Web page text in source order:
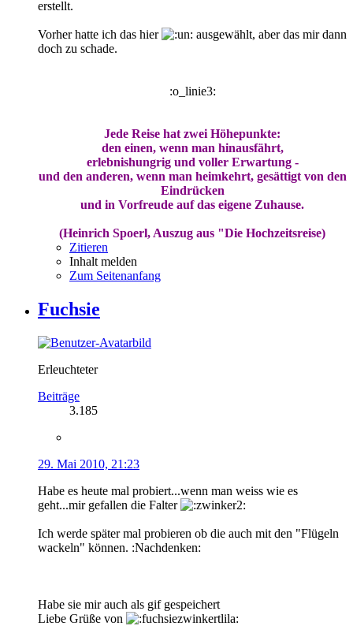
erstellt.
Vorher hatte ich das hier
ausgewählt, aber das mir dann
doch zu schade.
:o_linie3:
Jede Reise hat zwei Höhepunkte:
den einen, wenn man hinausfährt,
erlebnishungrig und voller Erwartung -
und den anderen, wenn man heimkehrt, gesättigt von den
Eindrücken
und in Vorfreude auf das eigene Zuhause.
(Heinrich Spoerl, Auszug aus "Die Hochzeitsreise)
Zitieren
Inhalt melden
Zum Seitenanfang
Fuchsie
Erleuchteter
Beiträge
3.185
29. Mai 2010, 21:23
Habe es heute mal probiert...wenn man weiss wie es
geht...mir gefallen die Falter
Ich werde später mal probieren ob die auch mit den "Flügeln
wackeln" können. :Nachdenken:
Habe sie mir auch als gif gespeichert
Liebe Grüße von